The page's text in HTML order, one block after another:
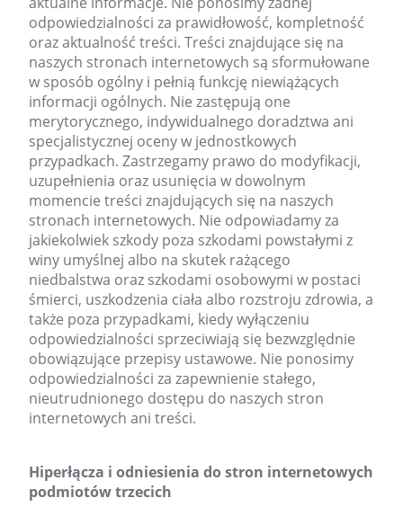
odpowiedzialności za prawidłowość, kompletność
oraz aktualność treści. Treści znajdujące się na
naszych stronach internetowych są sformułowane
w sposób ogólny i pełnią funkcję niewiążących
informacji ogólnych. Nie zastępują one
merytorycznego, indywidualnego doradztwa ani
specjalistycznej oceny w jednostkowych
przypadkach. Zastrzegamy prawo do modyfikacji,
uzupełnienia oraz usunięcia w dowolnym
momencie treści znajdujących się na naszych
stronach internetowych. Nie odpowiadamy za
jakiekolwiek szkody poza szkodami powstałymi z
winy umyślnej albo na skutek rażącego
niedbalstwa oraz szkodami osobowymi w postaci
śmierci, uszkodzenia ciała albo rozstroju zdrowia, a
także poza przypadkami, kiedy wyłączeniu
odpowiedzialności sprzeciwiają się bezwzględnie
obowiązujące przepisy ustawowe. Nie ponosimy
odpowiedzialności za zapewnienie stałego,
nieutrudnionego dostępu do naszych stron
internetowych ani treści.
Hiperłącza i odniesienia do stron internetowych
podmiotów trzecich